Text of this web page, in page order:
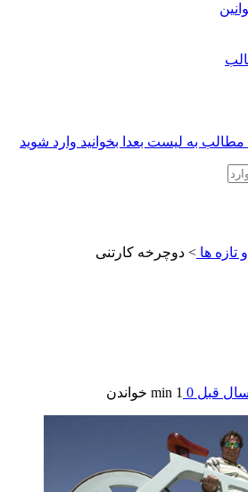
به لیست بعدا بخوانید وارد شوید
تازه ها > دوچرخه کارتنی
0
1 min خواندن